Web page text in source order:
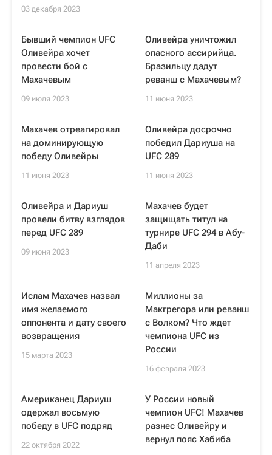
03 декабря 2023
Бывший чемпион UFC
Оливейра хочет
провести бой с
Махачевым
09 июля 2023
Оливейра уничтожил
опасного ассирийца.
Бразильцу дадут
реванш с Махачевым?
11 июня 2023
Махачев отреагировал
на доминирующую
победу Оливейры
11 июня 2023
Оливейра досрочно
победил Дариуша на
UFC 289
11 июня 2023
Оливейра и Дариуш
провели битву взглядов
перед UFC 289
09 июня 2023
Махачев будет
защищать титул на
турнире UFC 294 в Абу-
Даби
11 апреля 2023
Ислам Махачев назвал
имя желаемого
оппонента и дату своего
возвращения
15 марта 2023
Миллионы за
Макгрегора или реванш
с Волком? Что ждет
чемпиона UFC из
России
16 февраля 2023
Американец Дариуш
одержал восьмую
победу в UFC подряд
22 октября 2022
У России новый
чемпион UFC! Махачев
разнес Оливейру и
вернул пояс Хабиба